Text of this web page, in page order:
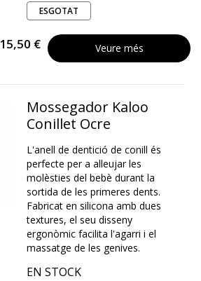
ESGOTAT
15,50 € Veure més
Mossegador Kaloo
Conillet Ocre
L'anell de dentició de conill és
perfecte per a alleujar les
molèsties del bebè durant la
sortida de les primeres dents.
Fabricat en silicona amb dues
textures, el seu disseny
ergonòmic facilita l'agarri i el
massatge de les genives.
EN STOCK